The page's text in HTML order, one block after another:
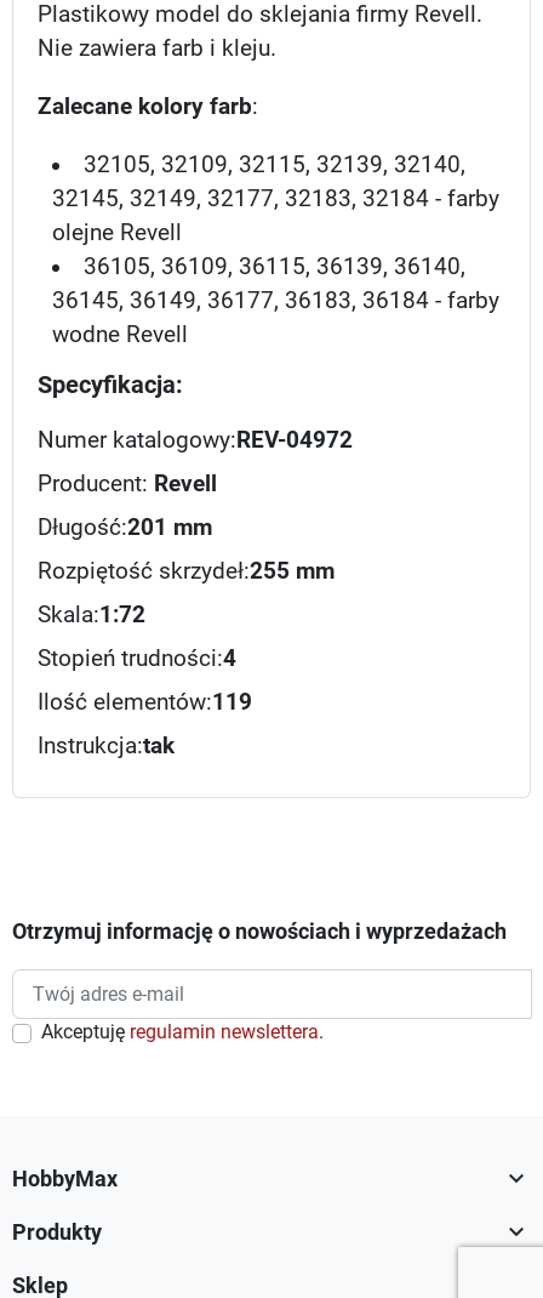
Plastikowy model do sklejania firmy Revell.
Nie zawiera farb i kleju.
Zalecane kolory farb:
32105, 32109, 32115, 32139, 32140,
32145, 32149, 32177, 32183, 32184 - farby
olejne Revell
36105, 36109, 36115, 36139, 36140,
36145, 36149, 36177, 36183, 36184 - farby
wodne Revell
Specyfikacja:
Numer katalogowy: REV-04972
Producent: Revell
Długość:201 mm
Rozpiętość skrzydeł:255 mm
Skala:1:72
Stopień trudności:4
Ilość elementów:119
Instrukcja:tak
Otrzymuj informację o nowościach i wyprzedażach
Akceptuję regulamin newslettera.
HobbyMax 
Produkty 
Sklep